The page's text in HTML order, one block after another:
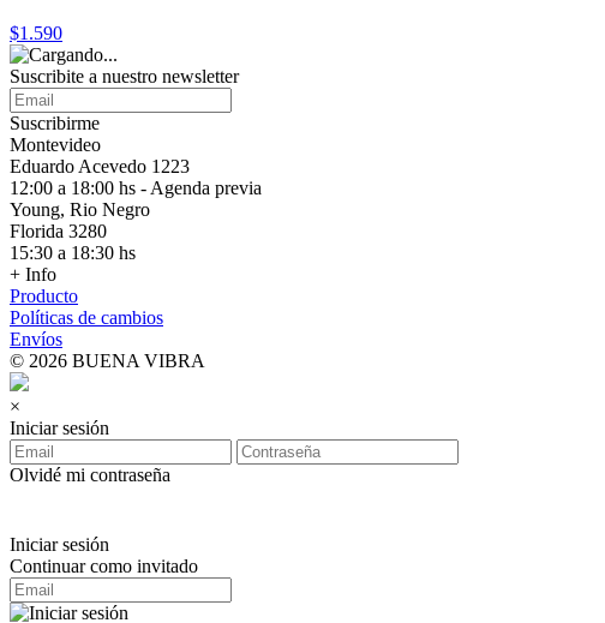
$1.590
Suscribite a nuestro newsletter
Suscribirme
Montevideo
Eduardo Acevedo 1223
12:00 a 18:00 hs - Agenda previa
Young, Rio Negro
Florida 3280
15:30 a 18:30 hs
+ Info
Producto
Políticas de cambios
Envíos
© 2026 BUENA VIBRA
×
Iniciar sesión
Olvidé mi contraseña
Iniciar sesión
Continuar como invitado